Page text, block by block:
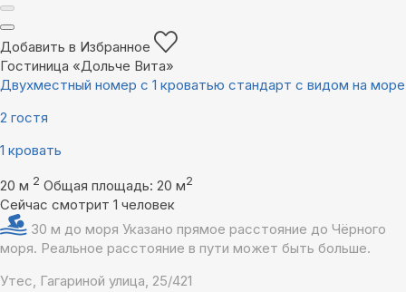
Добавить в Избранное
Гостиница «Дольче Вита»
Двухместный номер с 1 кроватью стандарт с видом на море
2 гостя
1 кровать
20 м 2 Общая площадь: 20 м2
Сейчас смотрит 1 человек
30 м до моря Указано прямое расстояние до Чёрного
моря. Реальное расстояние в пути может быть больше.
Утес, Гагариной улица, 25/421